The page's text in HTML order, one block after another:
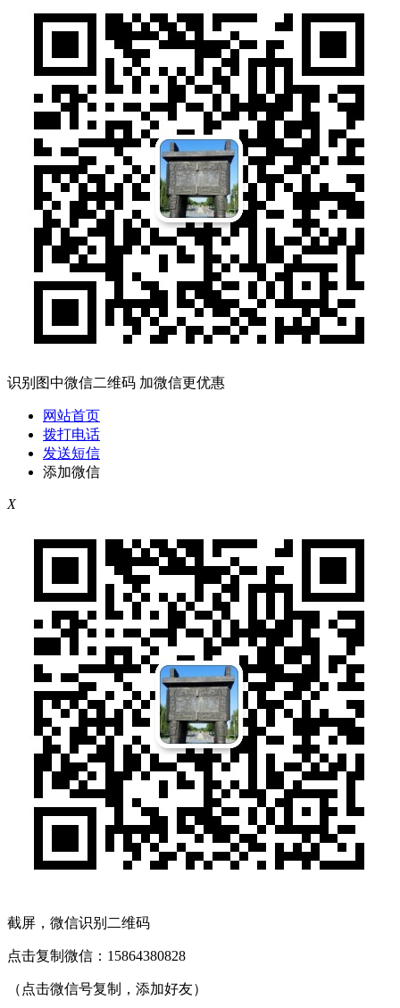
识别图中微信二维码 加微信更优惠
网站首页
拨打电话
发送短信
添加微信
X
截屏，微信识别二维码
点击复制微信：15864380828
（点击微信号复制，添加好友）